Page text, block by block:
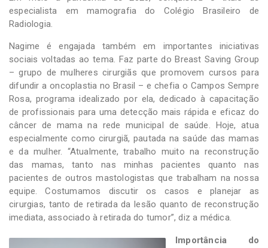
especialista em mamografia do Colégio Brasileiro de
Radiologia.
Nagime é engajada também em importantes iniciativas
sociais voltadas ao tema. Faz parte do Breast Saving Group
– grupo de mulheres cirurgiãs que promovem cursos para
difundir a oncoplastia no Brasil – e chefia o Campos Sempre
Rosa, programa idealizado por ela, dedicado à capacitação
de profissionais para uma detecção mais rápida e eficaz do
câncer de mama na rede municipal de saúde. Hoje, atua
especialmente como cirurgiã, pautada na saúde das mamas
e da mulher. “Atualmente, trabalho muito na reconstrução
das mamas, tanto nas minhas pacientes quanto nas
pacientes de outros mastologistas que trabalham na nossa
equipe. Costumamos discutir os casos e planejar as
cirurgias, tanto de retirada da lesão quanto de reconstrução
imediata, associado à retirada do tumor”, diz a médica.
Importância do